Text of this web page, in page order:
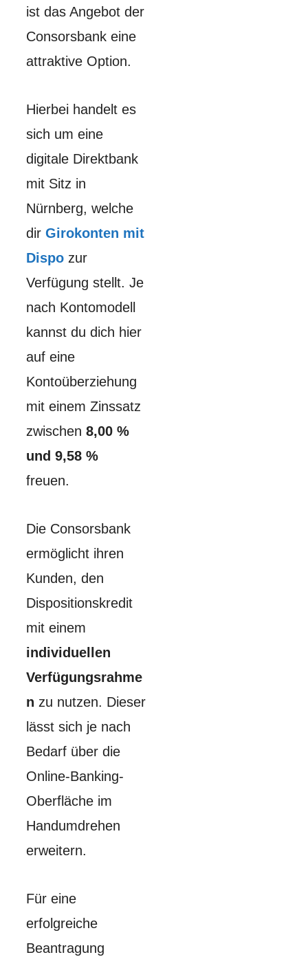
ist das Angebot der
Consorsbank eine
attraktive Option.
Hierbei handelt es
sich um eine
digitale Direktbank
mit Sitz in
Nürnberg, welche
dir Girokonten mit
Dispo zur
Verfügung stellt. Je
nach Kontomodell
kannst du dich hier
auf eine
Kontoüberziehung
mit einem Zinssatz
zwischen 8,00 %
und 9,58 %
freuen.
Die Consorsbank
ermöglicht ihren
Kunden, den
Dispositionskredit
mit einem
individuellen
Verfügungsrahme
n zu nutzen. Dieser
lässt sich je nach
Bedarf über die
Online-Banking-
Oberfläche im
Handumdrehen
erweitern.
Für eine
erfolgreiche
Beantragung